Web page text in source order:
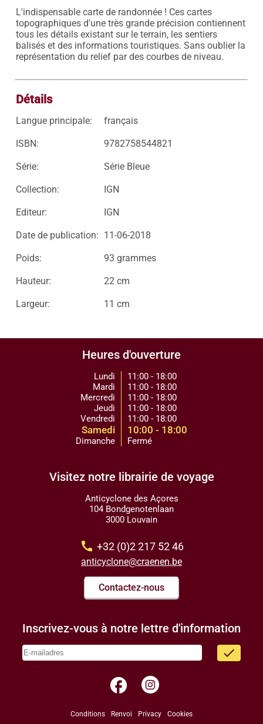
L'indispensable carte de randonnée ! Ces cartes
topographiques d'une très grande précision contiennent
tous les détails existant sur le terrain, les sentiers
balisés et des informations touristiques. Sans oublier la
représentation du relief par des courbes de niveau.
Détails
Langue principale: français
ISBN: 9782758544821
Série: Série Bleue
Collection: IGN
Editeur: IGN
Date de publication: 11-06-2018
Poids: 93 grammes
Hauteur: 22 cm
Largeur: 11 cm
Heures d'ouverture
Lundi
Mardi
Mercredi
Jeudi
Vendredi
Samedi
Dimanche
11:00 - 18:00
11:00 - 18:00
11:00 - 18:00
11:00 - 18:00
11:00 - 18:00
10:00 - 18:00
Fermé
Visitez notre librairie de voyage
Anticyclone des Açores
104 Bondgenotenlaan
3000 Louvain
call +32 (0)2 217 52 46
anticyclone@craenen.be
Contactez-nous
Inscrivez-vous à notre lettre d'information
done
facebook
Conditions Renvoi Privacy Cookies